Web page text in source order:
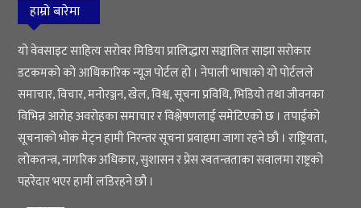
हाम्रो बारेमा
यो वेवसाइट साहित्य सरोवर मिडिया प्रालिद्धारा सञ्चालित साझा सरोकार
डटकमको को आधिकारिक न्यूज पोर्टल हो । नेपाली भाषाको यो पोर्टलले
समाचार, विचार, मनोरञ्जन, खेल, विश्व, सूचना प्रविधि, भिडियो तथा जीवनका
विभिन्न आरोह अवरोहका समाचार र विश्लेषणलाई समेटिएको छ । तपाईको
सूचनाको भोक मेट्न हामी निरन्तर सूचना प्रवाहमा जागा रहने छौ । राष्ट्रियता,
लोकतन्त्र, नागरिक अधिकार, सुशासन र प्रेस स्वतन्त्रताका सवालमा राष्ट्रको
पहरेदार भएर हामी लडिरहने छौ ।